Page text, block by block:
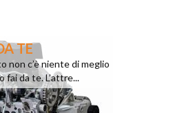
TE
non c’è niente di meglio
fai da te. L’attre...